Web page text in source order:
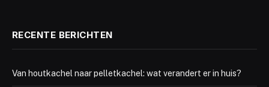
RECENTE BERICHTEN
Van houtkachel naar pelletkachel: wat verandert er in huis?